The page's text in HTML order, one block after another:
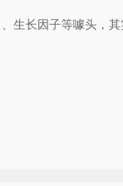
生长因子等噱头，